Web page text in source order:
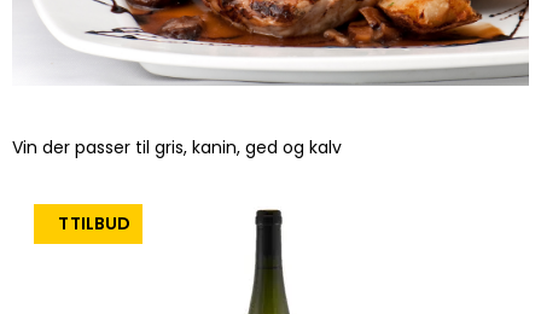
Vin der passer til gris, kanin, ged og kalv
TILBUD